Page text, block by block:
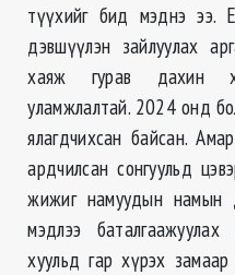
түүхийг бид мэднэ
дэвшүүлэн зайлуулах
хаяж гурав дахин
уламжлалтай. 2024 онд
ялагдчихсан байсан.
ардчилсан сонгуульд
жижиг намуудын намын
мэдлээ
хуульд гар хүрэх